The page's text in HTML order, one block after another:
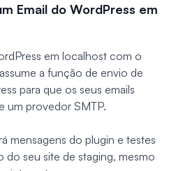
Email do WordPress em
em localhost com o
a função de envio de
para que os seus emails
um provedor SMTP.
mensagens do plugin e testes
seu site de staging, mesmo